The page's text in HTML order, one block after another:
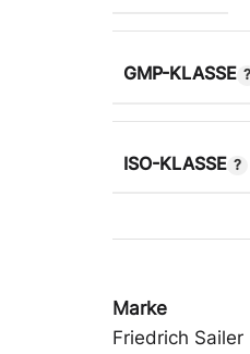
GMP-KLASSE
ISO-KLASSE
Marke
Friedrich Sailer